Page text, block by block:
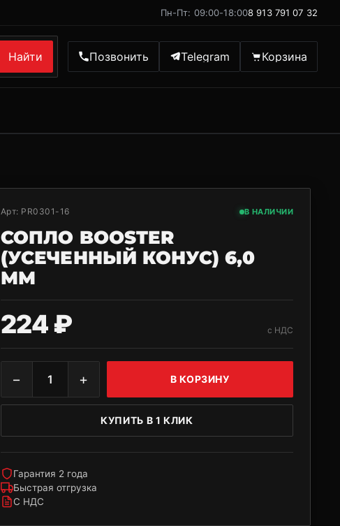
Пн-Пт: 09:00-18:008 913 791 07 32
Найти Позвонить Telegram Корзина
Арт: PR0301-16 В НАЛИЧИИ
СОПЛО BOOSTER
(УСЕЧЕННЫЙ КОНУС) 6,0
ММ
224 ₽ с НДС
− 1 + В КОРЗИНУ
КУПИТЬ В 1 КЛИК
Гарантия 2 года
Быстрая отгрузка
С НДС